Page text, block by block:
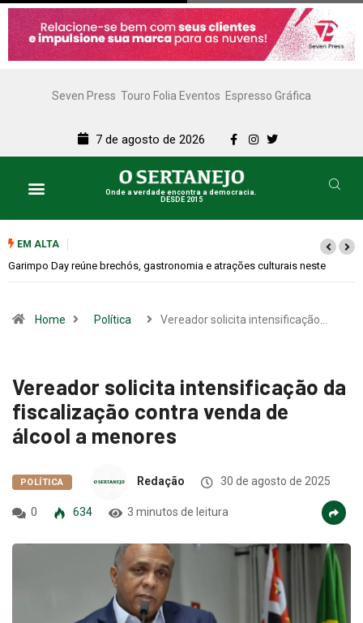
Seven Press Touro Folia Eventos Espresso Gráfica
7 de agosto de 2026
Onde a verdade encontra a democracia.
DESDE 2015
EM ALTA
Bugonia transforma paranoia e conspiração em um suspense
Home Política Vereador solicita intensificação…
Vereador solicita intensificação da
fiscalização contra venda de
álcool a menores
POLÍTICA Redação 30 de agosto de 2025
0 634 3 minutos de leitura